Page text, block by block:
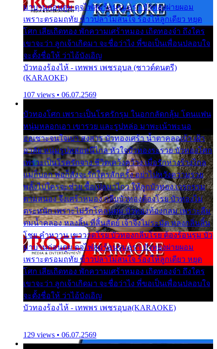
มาบานก่อนตูม ดุจไฟสุมร้อนรุมอุรา บัวทองผ่ายผอม
เพราะตรอมฤทัย ข้าวปลาไม่สนใจ ร้องไห้ลูกเดียว หยุด
โศก เสียเถิดทอง พักความเศร้าหมอง เถิดทองจ๋า ถึงใคร
เขาจะว่า ลูกเจ้าเกิดมา จะชื่อว่าไง พี่ขอเป็นเพื่อนปลอบใจ
จะตั้งชื่อให้ ว่าไอ้บังเอิญ
บัวทองร้องไห้ - เทพพร เพชรอุบล (ซาวด์ดนตรี)
(KARAOKE)
107 views • 06.07.2569
บัวทองโศก เพราะเป็นโรครักรุม ในอกกลัดกลุ้ม โดนแฟน
หนุ่มหลอกเอา เขารวย และรูปหล่อ มาพะเน้าพะนอ
ออเซาะจนใจเบา สงสาร บัวทองเศร้า น้ำตาคลอเบ้า เฝ้า
อาลัย หนุ่มรูปหล่อหนีไกล หัวใจบัวทองระรวย บัวทองโศก
เพราะเป็นโรครักจาง ชีวิตเคว้งคว้าง เมื่อรักห่างร้างไกล
แม่ก็บอก พ่อก็สั่งจะรักใครสักครั้ง อย่าไปหวังความรวย
พลั้งไปใครจะช่วย ซื้อเปลมาไกว ให้ลูกบัวทอง เวรกรรม
ตามสนอง จึงเศร้าหมอง กลีบบัวทองต้องโรย บัวทองไม่
ตระหนัก เพราะไม่รักโคลนตม บัวทองท้องกลม เพราะลืม
ตมน้ำคลอง หลงลิ้น ที่สิ้นสัตย์ เจ้าจึงไม่ระมัด หลงกลิ่นลิ้น
โชย คำหวาน เขาวาดโรย บัวทองกลีบโรย ต้องร้อนรุม บัว
มาบานก่อนตูม ดุจไฟสุมร้อนรุมอุรา บัวทองผ่ายผอม
เพราะตรอมฤทัย ข้าวปลาไม่สนใจ ร้องไห้ลูกเดียว หยุด
โศก เสียเถิดทอง พักความเศร้าหมอง เถิดทองจ๋า ถึงใคร
เขาจะว่า ลูกเจ้าเกิดมา จะชื่อว่าไง พี่ขอเป็นเพื่อนปลอบใจ
จะตั้งชื่อให้ ว่าไอ้บังเอิญ
บัวทองร้องไห้ - เทพพร เพชรอุบล(KARAOKE)
129 views • 06.07.2569